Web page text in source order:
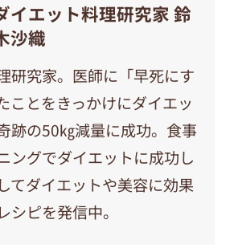
イエット料理研究家 鈴
沙織
研究家。医師に「早死にす
ことをきっかけにダイエッ
跡の50㎏減量に成功。食事
ングでダイエットに成功し
てダイエットや美容に効果
シピを発信中。